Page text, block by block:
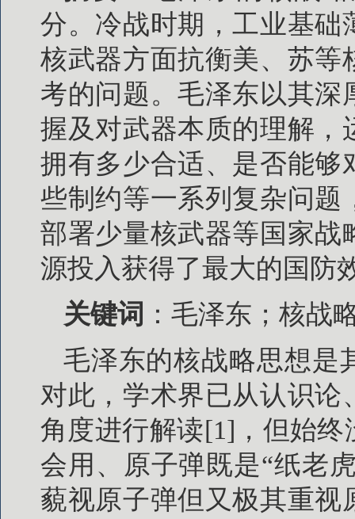
分。冷战时期，工业基础
核武器方面抗衡美、苏等
考的问题。毛泽东以其
握及对武器本质的理解，
拥有多少合适、是否能够
些制约等一系列复杂问题
部署少量核武器等国家战
源投入获得了最大的国防
关键词 ：毛泽东；核战
毛泽东的核战略思想是
对此，学术界已从认识
角度进行解读[1]，但始
会用、原子弹既是“纸老
藐视原子弹但又极其重视